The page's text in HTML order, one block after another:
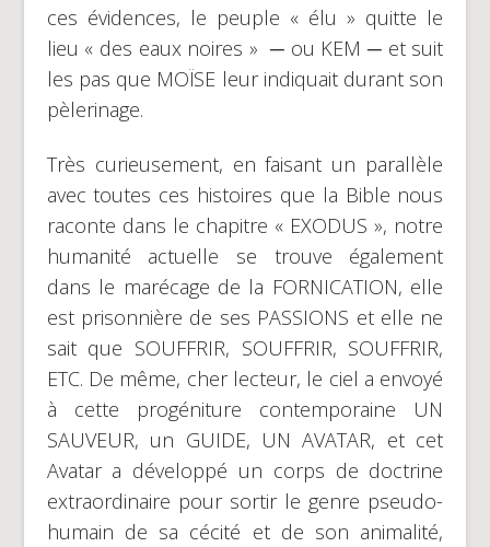
ces évidences, le peuple « élu » quitte le
lieu « des eaux noires » ─ ou KEM ─ et suit
les pas que MOÏSE leur indiquait durant son
pèlerinage.
Très curieusement, en faisant un parallèle
avec toutes ces histoires que la Bible nous
raconte dans le chapitre « EXODUS », notre
humanité actuelle se trouve également
dans le marécage de la FORNICATION, elle
est prisonnière de ses PASSIONS et elle ne
sait que SOUFFRIR, SOUFFRIR, SOUFFRIR,
ETC. De même, cher lecteur, le ciel a envoyé
à cette progéniture contemporaine UN
SAUVEUR, un GUIDE, UN AVATAR, et cet
Avatar a développé un corps de doctrine
extraordinaire pour sortir le genre pseudo-
humain de sa cécité et de son animalité,